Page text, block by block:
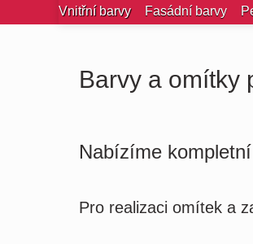
Vnitřní barvy Fasádní barvy
Barvy a omítky
Nabízíme
Pro realizaci omítek a